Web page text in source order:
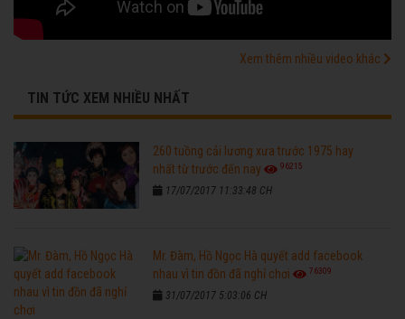
Xem thêm nhiều video khác
TIN TỨC XEM NHIỀU NHẤT
260 tuồng cải lương xưa trước 1975 hay
nhất từ trước đến nay
96215
17/07/2017 11:33:48 CH
Mr. Đàm, Hồ Ngọc Hà quyết add facebook
nhau vì tin đồn đã nghỉ chơi
76309
31/07/2017 5:03:06 CH